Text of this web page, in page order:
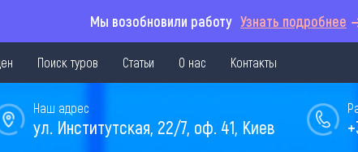
Мы возобновили работу Узнать подробнее
Поиск туров Статьи О нас Контакты
Наш адрес
ул. Институтская, 22/7, оф. 41, Киев